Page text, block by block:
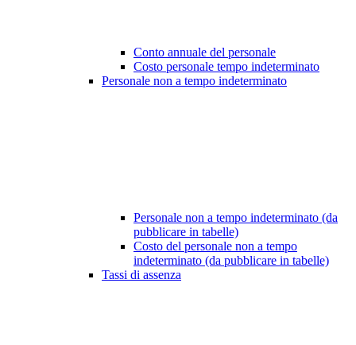
Conto annuale del personale
Costo personale tempo indeterminato
Personale non a tempo indeterminato
Personale non a tempo indeterminato (da
pubblicare in tabelle)
Costo del personale non a tempo
indeterminato (da pubblicare in tabelle)
Tassi di assenza